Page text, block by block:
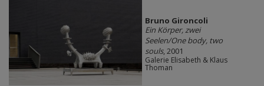
Bruno Gironcoli
Ein Körper, zwei
Seelen/One body, two
souls, 2001
Galerie Elisabeth & Klaus
Thoman